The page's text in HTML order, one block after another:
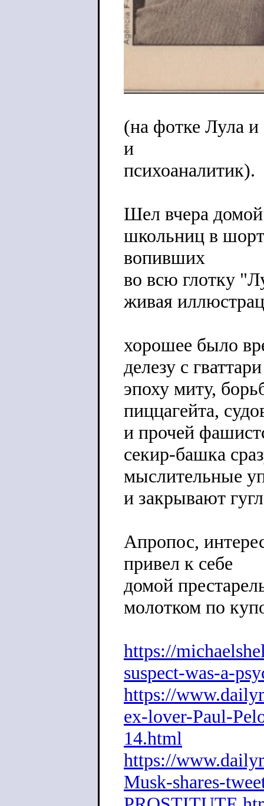
(на фотке Лула
и
психоаналитик).
Шел вчера
школьниц в
вопивших
во всю глотку
живая
хорошее было
делезу с
эпоху миту,
пиццагейта,
и прочей
секир-башка
мыслительные
и закрывают
Апропос,
привел к себе
домой
молотком по
https://
suspect-was-a-
https://
ex-lover-Paul-
14.html
https://
Musk-shares-